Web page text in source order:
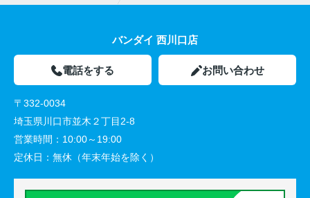
バンダイ 西川口店
電話をする お問い合わせ
〒332-0034
埼玉県川口市並木２丁目2-8
営業時間： 10:00～19:00
定休日： 無休（年末年始を除く）